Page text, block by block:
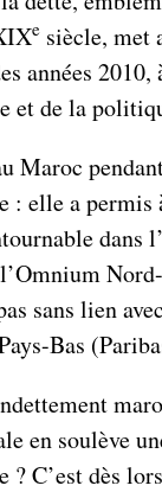
e siècle, met
années
et de la
Maroc
: elle a permis
dans
sans lien
Bas
en soulève
? C’est dès